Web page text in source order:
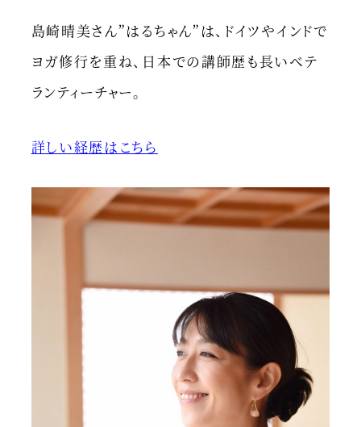
島崎晴美さん”はるちゃん”は、ドイツやインドで
ヨガ修行を重ね、日本での講師歴も長いベテ
ランティーチャー。
詳しい経歴はこちら